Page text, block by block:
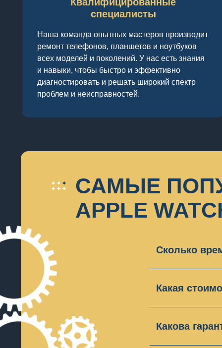
специалисты
Наша команда опытных мастеров производит
ремонт телефонов, планшетов и ноутбуков
всех моделей и поколений. У нас есть знания
и навыки, чтобы быстро и эффективно
диагностировать и решать широкий спектр
проблем и неисправностей.
САМЫЕ
APPLE
Сколько
Время
Какая
На нашем
Какова
Наш